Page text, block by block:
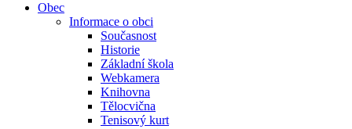
Obec
Informace o obci
Současnost
Historie
Základní škola
Webkamera
Knihovna
Tělocvična
Tenisový kurt